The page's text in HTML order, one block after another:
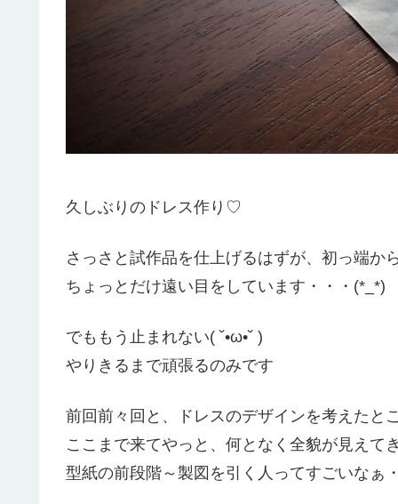
久しぶりのドレス作り♡
さっさと試作品を仕上げるはずが、初っ端か
ちょっとだけ遠い目をしています・・・(*_*)
でももう止まれない( ˘•ω•˘ )
やりきるまで頑張るのみです
前回前々回と、ドレスのデザインを考えたと
ここまで来てやっと、何となく全貌が見えて
型紙の前段階～製図を引く人ってすごいなぁ